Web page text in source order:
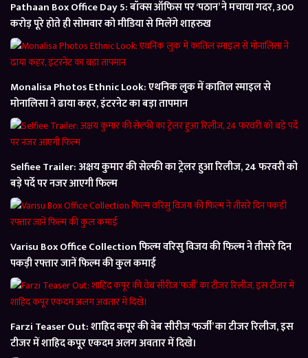
Pathaan Box Office Day 5: बॉक्स ऑफिस पर ‘पठान’ ने मचाया गदर, 300
करोड़ पूरे होते ही सोमवार को मीडिया से मिलेंगे शाहरुख
Monalisa Photos Ethnic Look: एथनिक लुक में कातिल स्माइल से
मोनालिसा ने ढाया कहर, इंटरनेट का बड़ा तापमान
Selfiee Trailer: अक्षय कुमार की सेल्फी का ट्रेलर हुआ रिलीज, 24 फरवरी को
बड़े पर्दे पर नजर आएगी फिल्म
Varisu Box Office Collection फिल्म वरिसु विजय की फिल्म ने तीसरे दिन
पकड़ी रफ्तार जानें फिल्म की कुल कमाई
Farzi Teaser Out: शाहिद कपूर की वेब सीरीज ‘फर्जी’ का टीजर रिलीज, इस
टीजर में शाहिद कपूर एकदम अलग अवतार में दिखे।